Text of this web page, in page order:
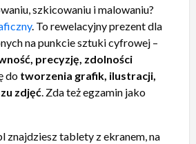
szkicowaniu i malowaniu?
. To rewelacyjny prezent dla
na punkcie sztuki cyfrowej –
precyzję, zdolności
do tworzenia grafik, ilustracji,
zdjęć. Zda też egzamin jako
znajdziesz tablety z ekranem, na